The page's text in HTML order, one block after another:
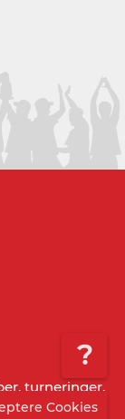
?
turneringer,
2011-2026
Cookies